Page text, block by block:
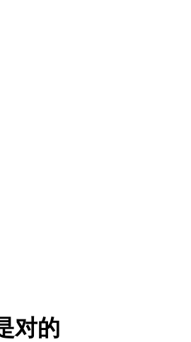
对的